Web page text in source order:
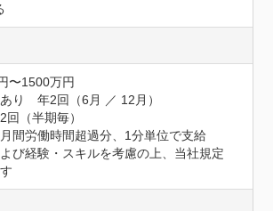
〜1500万円
り　年2回（6月 ／ 12月）
回（半期毎）
間労働時間超過分、1分単位で支給
び経験・スキルを考慮の上、当社規定